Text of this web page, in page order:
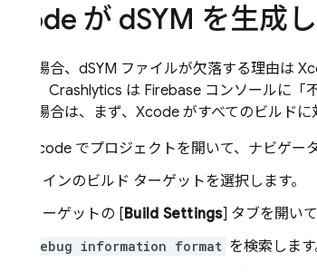
Xcode が dSYM を生成
多くの場合、dSYM ファイルが欠落する理由は
Crashlytics は Firebase コンソールに「
された場合は、まず、Xcode がすべてのビルド
Xcode でプロジェクトを開いて、ナビゲー
メインのビルド ターゲットを選択します。
ターゲットの [Build Settings] タブを開い
debug information format を検索します